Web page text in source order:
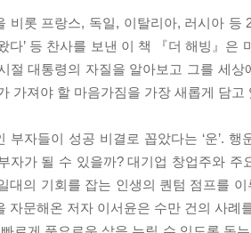
비롯 프랑스, 독일, 이탈리아, 러시아 등
다’ 등 찬사를 보낸 이 책 『더 해빙』
절 대통령의 자질을 알아보고 그를 세
가져야 할 마음가짐을 가장 새롭게 담고
부자들이 성공 비결로 꼽았다는 ‘운’.
자가 될 수 있을까? 대기업 창업주와
대의 기회를 잡는 인생의 퀀텀 점프를
자문해온 저자 이서윤은 수만 건의 사례